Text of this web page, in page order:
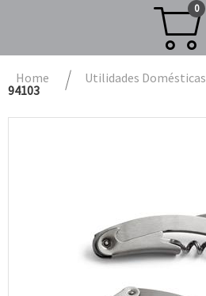
0
Home Utilidades Domésticas
94103